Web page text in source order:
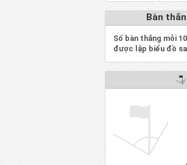
Bàn
Số bàn thắng mỗi
được lập biểu đồ